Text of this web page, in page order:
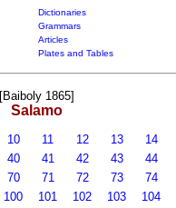
Dictionaries
Grammars
Articles
Plates and Tables
[Baiboly 1865]
Salamo
10 11 12 13 14
40 41 42 43 44
70 71 72 73 74
100 101 102 103 104